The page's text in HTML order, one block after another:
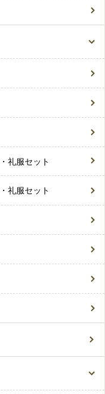
礼服セット
礼服セット